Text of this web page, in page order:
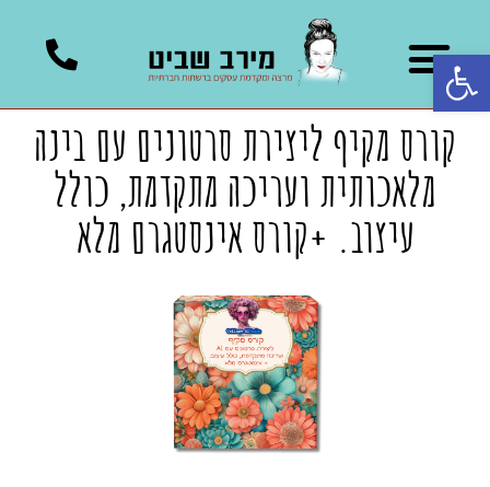
קורס מקיף ליצירת סרטונים עם בינה
מלאכותית ועריכה מתקדמת, כולל
עיצוב. +קורס אינסטגרם מלא​
פתח סרגל נגישות